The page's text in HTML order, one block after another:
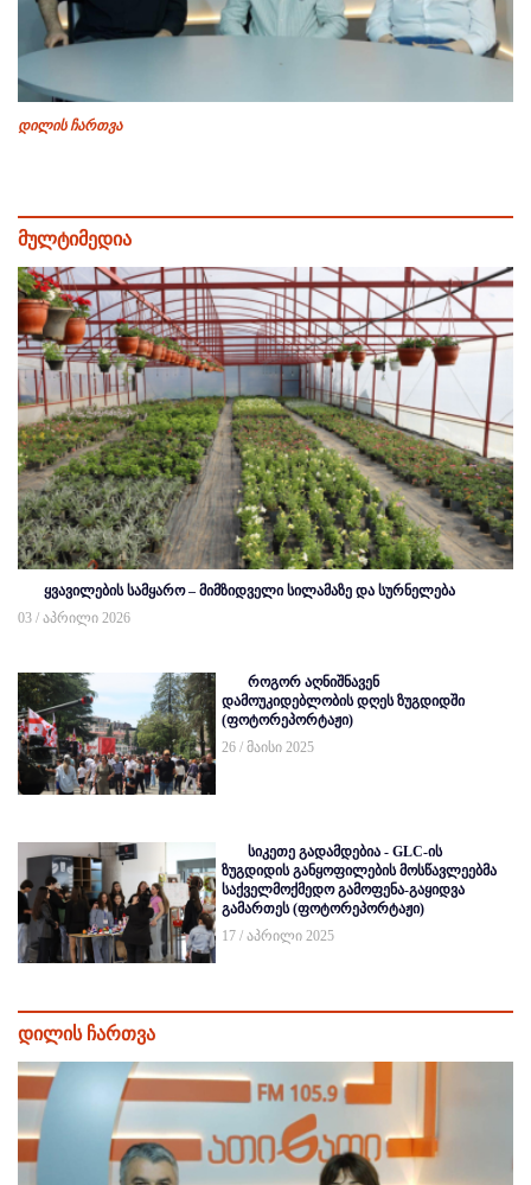
დილის ჩართვა
მულტიმედია
ყვავილების სამყარო – მიმზიდველი სილამაზე და სურნელება
03 / აპრილი 2026
როგორ აღნიშნავენ
დამოუკიდებლობის დღეს ზუგდიდში
(ფოტორეპორტაჟი)
26 / მაისი 2025
სიკეთე გადამდებია - GLC-ის
ზუგდიდის განყოფილების მოსწავლეებმა
საქველმოქმედო გამოფენა-გაყიდვა
გამართეს (ფოტორეპორტაჟი)
17 / აპრილი 2025
დილის ჩართვა